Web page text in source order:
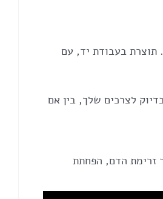
תוצרת בעבודת יד, עם
לצרכים שלך, בין אם
זרימת הדם, הפחתת